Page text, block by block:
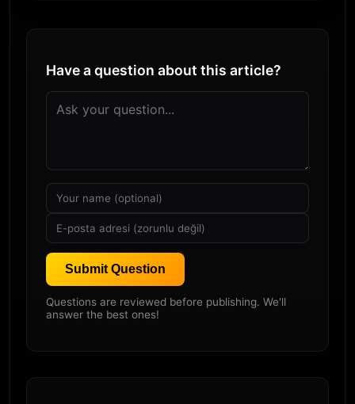
Have a question about this article?
Submit Question
Questions are reviewed before publishing. We'll
answer the best ones!